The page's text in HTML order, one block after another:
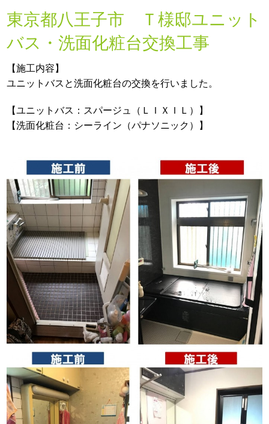
東京都八王子市 Ｔ様邸ユニット
バス・洗面化粧台交換工事
【施工内容】
ユニットバスと洗面化粧台の交換を行いました。
【ユニットバス：スパージュ（ＬＩＸＩＬ）】
【洗面化粧台：シーライン（パナソニック）】